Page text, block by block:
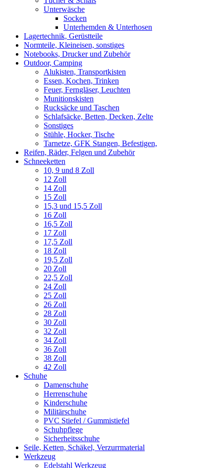
Unterwäsche
Socken
Unterhemden & Unterhosen
Lagertechnik, Gerüstteile
Normteile, Kleineisen, sonstiges
Notebooks, Drucker und Zubehör
Outdoor, Camping
Alukisten, Transportkisten
Essen, Kochen, Trinken
Feuer, Ferngläser, Leuchten
Munitionskisten
Rucksäcke und Taschen
Schlafsäcke, Betten, Decken, Zelte
Sonstiges
Stühle, Hocker, Tische
Tarnetze, GFK Stangen, Befestigen,
Reifen, Räder, Felgen und Zubehör
Schneeketten
10, 9 und 8 Zoll
12 Zoll
14 Zoll
15 Zoll
15,3 und 15,5 Zoll
16 Zoll
16,5 Zoll
17 Zoll
17,5 Zoll
18 Zoll
19,5 Zoll
20 Zoll
22,5 Zoll
24 Zoll
25 Zoll
26 Zoll
28 Zoll
30 Zoll
32 Zoll
34 Zoll
36 Zoll
38 Zoll
42 Zoll
Schuhe
Damenschuhe
Herrenschuhe
Kinderschuhe
Militärschuhe
PVC Stiefel / Gummistiefel
Schuhpflege
Sicherheitsschuhe
Seile, Ketten, Schäkel, Verzurrmaterial
Werkzeug
Edelstahl Werkzeug